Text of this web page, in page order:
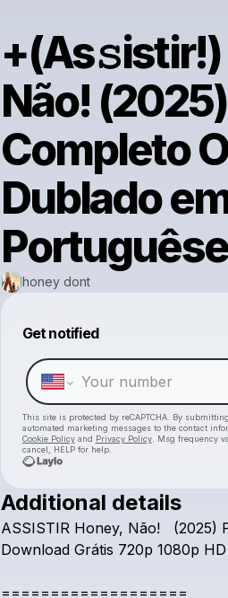
+(As𝚜istir!)
Não!
Completo
Dublado
Portuguêse
honey dont
Get notified
This site is protected by reCAPTCHA. By
automated marketing messages to the contact
Cookie Policyand Privacy Policy. Msg frequency
cancel, HELP for help.
Additional details
ASSISTIR Honey, Não! (2025)
Download Grátis 720p 1080p HD
===================